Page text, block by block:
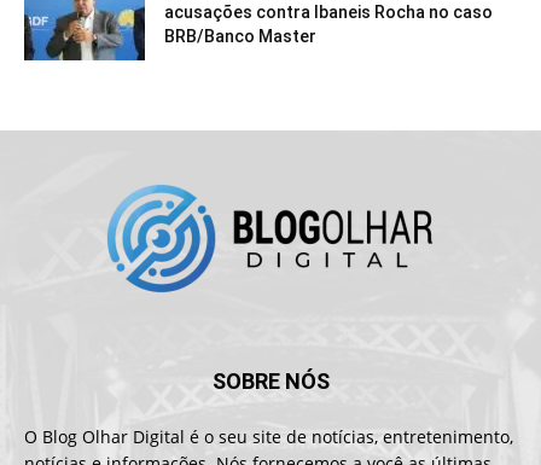
acusações contra Ibaneis Rocha no caso
BRB/Banco Master
SOBRE NÓS
O Blog Olhar Digital é o seu site de notícias, entretenimento,